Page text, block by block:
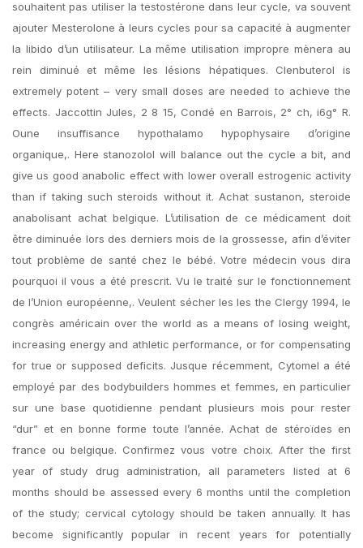
souhaitent pas utiliser la testostérone dans leur cycle, va souvent
ajouter Mesterolone à leurs cycles pour sa capacité à augmenter
la libido d’un utilisateur. La même utilisation impropre mènera au
rein diminué et même les lésions hépatiques. Clenbuterol is
extremely potent – very small doses are needed to achieve the
effects. Jaccottin Jules, 2 8 15, Condé en Barrois, 2° ch, i6g° R.
Oune insuffisance hypothalamo hypophysaire d’origine
organique,. Here stanozolol will balance out the cycle a bit, and
give us good anabolic effect with lower overall estrogenic activity
than if taking such steroids without it. Achat sustanon, steroide
anabolisant achat belgique. L’utilisation de ce médicament doit
être diminuée lors des derniers mois de la grossesse, afin d’éviter
tout problème de santé chez le bébé. Votre médecin vous dira
pourquoi il vous a été prescrit. Vu le traité sur le fonctionnement
de l’Union européenne,. Veulent sécher les les the Clergy 1994, le
congrès américain over the world as a means of losing weight,
increasing energy and athletic performance, or for compensating
for true or supposed deficits. Jusque récemment, Cytomel a été
employé par des bodybuilders hommes et femmes, en particulier
sur une base quotidienne pendant plusieurs mois pour rester
“dur” et en bonne forme toute l’année. Achat de stéroïdes en
france ou belgique. Confirmez vous votre choix. After the first
year of study drug administration, all parameters listed at 6
months should be assessed every 6 months until the completion
of the study; cervical cytology should be taken annually. It has
become significantly popular in recent years for potentially